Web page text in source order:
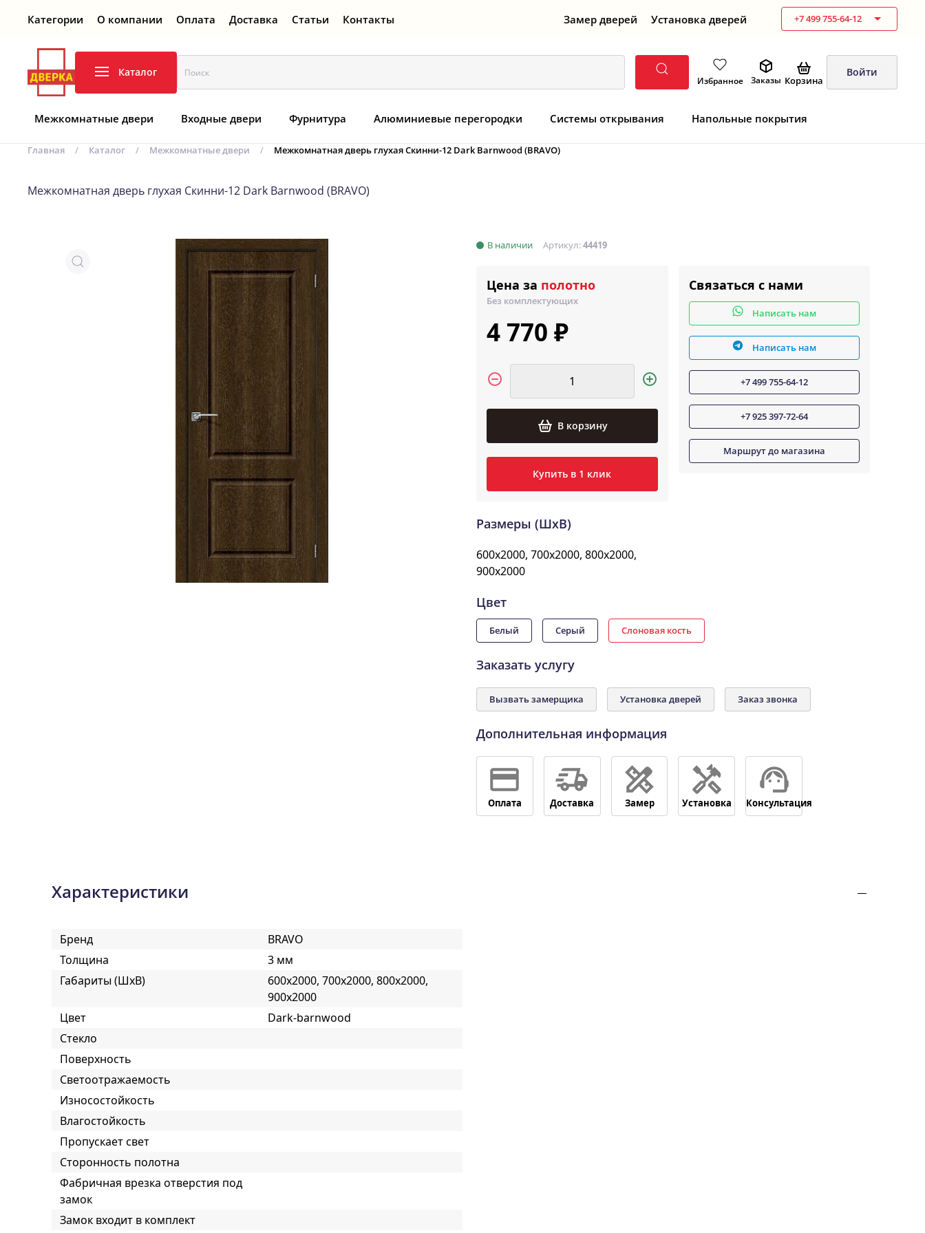
Категории О компании Оплата Доставка Статьи Контакты Замер дверей Установка дверей +7 499 755-64-12
Каталог
Избранное Заказы Корзина
Войти
Межкомнатные двери Входные двери Фурнитура Алюминиевые перегородки Системы открывания Напольные покрытия
Главная Каталог Межкомнатные двери Межкомнатная дверь глухая Скинни-12 Dark Barnwood (BRAVO)
Межкомнатная дверь глухая Скинни-12 Dark Barnwood (BRAVO)
В наличии Артикул:44419
Цена за полотно
Без комплектующих
4 770 ₽
В корзину
Купить в 1 клик
Связаться с нами
Написать нам
Написать нам
+7 499 755-64-12
+7 925 397-72-64
Маршрут до магазина
Размеры (ШxВ)
600x2000, 700x2000, 800x2000,
900x2000
Цвет
Белый Серый Слоновая кость
Заказать услугу
Вызвать замерщика Установка дверей Заказ звонка
Дополнительная информация
Оплата Доставка Замер Установка Консультация
Характеристики
Бренд
BRAVO
Толщина
3 мм
Габариты (ШxВ)
600x2000, 700x2000, 800x2000,
900x2000
Цвет
Dark-barnwood
Стекло
Поверхность
Светоотражаемость
Износостойкость
Влагостойкость
Пропускает свет
Сторонность полотна
Фабричная врезка отверстия под
замок
Замок входит в комплект